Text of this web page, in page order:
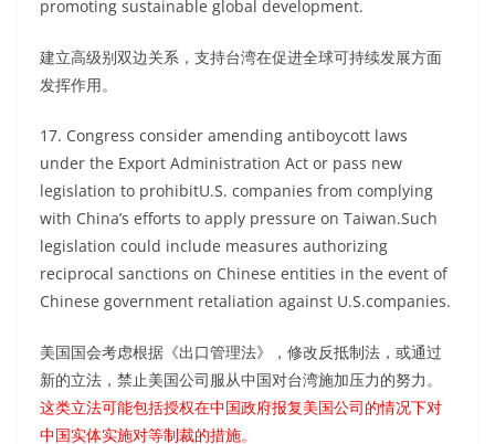
promoting sustainable global development.
建立高级别双边关系，支持台湾在促进全球可持续发展方面
发挥作用。
17. Congress consider amending antiboycott laws
under the Export Administration Act or pass new
legislation to prohibitU.S. companies from complying
with China’s efforts to apply pressure on Taiwan.Such
legislation could include measures authorizing
reciprocal sanctions on Chinese entities in the event of
Chinese government retaliation against U.S.companies.
美国国会考虑根据《出口管理法》，修改反抵制法，或通过
新的立法，禁止美国公司服从中国对台湾施加压力的努力。
这类立法可能包括授权在中国政府报复美国公司的情况下对
中国实体实施对等制裁的措施。